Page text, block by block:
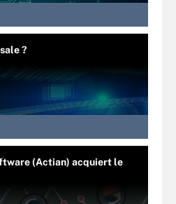
?
(Actian) acquiert le